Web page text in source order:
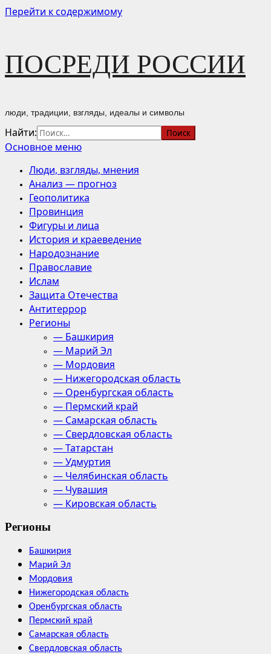
Перейти к содержимому
ПОСРЕДИ РОССИИ
люди, традиции, взгляды, идеалы и символы
Найти:
Основное меню
Люди, взгляды, мнения
Анализ — прогноз
Геополитика
Провинция
Фигуры и лица
История и краеведение
Народознание
Православие
Ислам
Защита Отечества
Антитеррор
Регионы
— Башкирия
— Марий Эл
— Мордовия
— Нижегородская область
— Оренбургская область
— Пермский край
— Самарская область
— Свердловская область
— Татарстан
— Удмуртия
— Челябинская область
— Чувашия
— Кировская область
Регионы
Башкирия
Марий Эл
Мордовия
Нижегородская область
Оренбургская область
Пермский край
Самарская область
Свердловская область